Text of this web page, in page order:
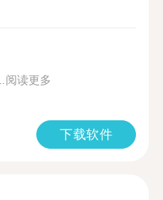
阅读更多
下载软件